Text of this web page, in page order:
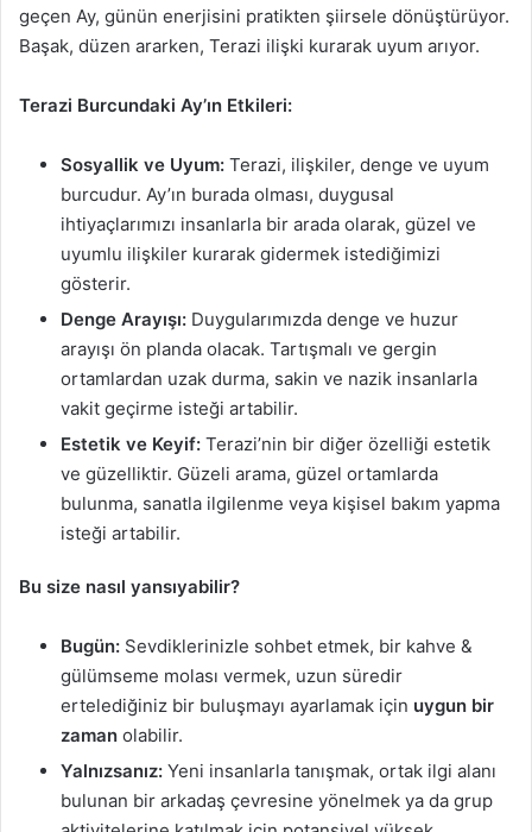
geçen Ay, günün enerjisini pratikten şiirsele dönüştürüyor.
Başak, düzen ararken, Terazi ilişki kurarak uyum arıyor.
Terazi Burcundaki Ay’ın Etkileri:
Sosyallik ve Uyum: Terazi, ilişkiler, denge ve uyum
burcudur. Ay’ın burada olması, duygusal
ihtiyaçlarımızı insanlarla bir arada olarak, güzel ve
uyumlu ilişkiler kurarak gidermek istediğimizi
gösterir.
Denge Arayışı: Duygularımızda denge ve huzur
arayışı ön planda olacak. Tartışmalı ve gergin
ortamlardan uzak durma, sakin ve nazik insanlarla
vakit geçirme isteği artabilir.
Estetik ve Keyif: Terazi’nin bir diğer özelliği estetik
ve güzelliktir. Güzeli arama, güzel ortamlarda
bulunma, sanatla ilgilenme veya kişisel bakım yapma
isteği artabilir.
Bu size nasıl yansıyabilir?
Bugün: Sevdiklerinizle sohbet etmek, bir kahve &
gülümseme molası vermek, uzun süredir
ertelediğiniz bir buluşmayı ayarlamak için uygun bir
zaman olabilir.
Yalnızsanız: Yeni insanlarla tanışmak, ortak ilgi alanı
bulunan bir arkadaş çevresine yönelmek ya da grup